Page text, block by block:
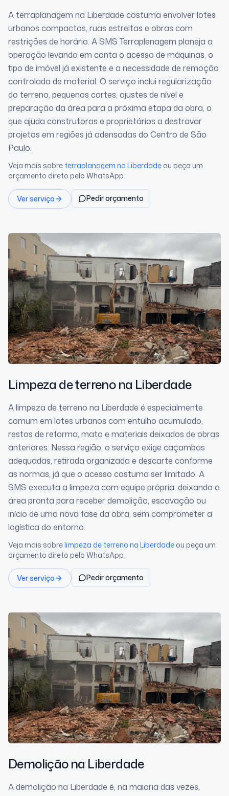
A terraplanagem na Liberdade costuma envolver lotes
urbanos compactos, ruas estreitas e obras com
restrições de horário. A SMS Terraplenagem planeja a
operação levando em conta o acesso de máquinas, o
tipo de imóvel já existente e a necessidade de remoção
controlada de material. O serviço inclui regularização
do terreno, pequenos cortes, ajustes de nível e
preparação da área para a próxima etapa da obra, o
que ajuda construtoras e proprietários a destravar
projetos em regiões já adensadas do Centro de São
Paulo.
Veja mais sobre terraplanagem na Liberdade ou peça um
orçamento direto pelo WhatsApp.
Ver serviço Pedir orçamento
Limpeza de terrenona Liberdade
A limpeza de terreno na Liberdade é especialmente
comum em lotes urbanos com entulho acumulado,
restos de reforma, mato e materiais deixados de obras
anteriores. Nessa região, o serviço exige caçambas
adequadas, retirada organizada e descarte conforme
as normas, já que o acesso costuma ser limitado. A
SMS executa a limpeza com equipe própria, deixando a
área pronta para receber demolição, escavação ou
início de uma nova fase da obra, sem comprometer a
logística do entorno.
Veja mais sobrelimpeza de terreno na Liberdade ou peça um
orçamento direto pelo WhatsApp.
Ver serviço Pedir orçamento
Demoliçãona Liberdade
A demolição na Liberdade é, na maioria das vezes,